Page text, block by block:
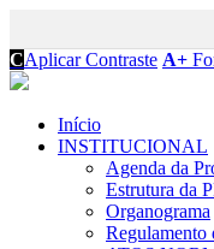
CAplicar Contraste A+
Início
INSTITUCIONAL
Agenda da
Estrutura da
Organograma
Regulamento